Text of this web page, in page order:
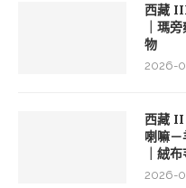
西藏
｜瑪
物
2026-
西藏 II
喇嘛
｜絨
2026-